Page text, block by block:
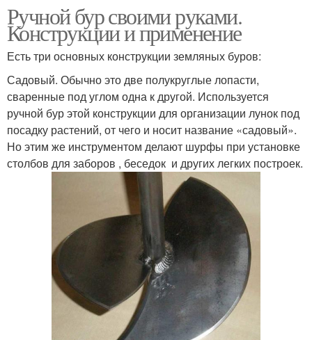
Ручной бур своими руками.
Конструкции и применение
Есть три основных конструкции земляных буров:
Садовый. Обычно это две полукруглые лопасти,
сваренные под углом одна к другой. Используется
ручной бур этой конструкции для организации лунок под
посадку растений, от чего и носит название «садовый».
Но этим же инструментом делают шурфы при установке
столбов для заборов , беседок и других легких построек.